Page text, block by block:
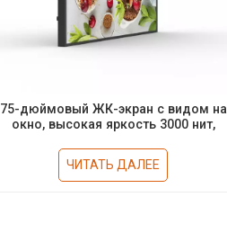
75-дюймовый ЖК-экран с видом на
окно, высокая яркость 3000 нит,
ЧИТАТЬ ДАЛЕЕ